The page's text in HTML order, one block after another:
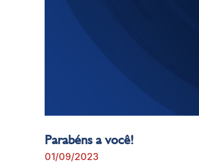
Parabéns a você!
01/09/2023